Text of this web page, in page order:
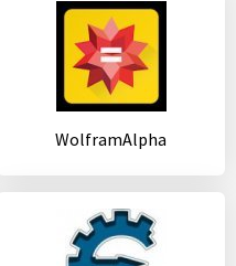
WolframAlpha